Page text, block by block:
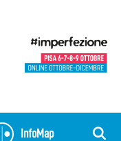
InfoMap